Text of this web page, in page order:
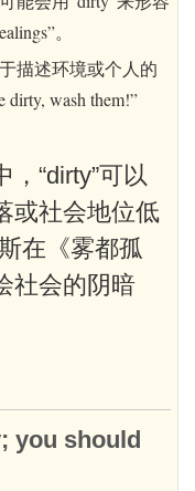
。
描述环境或个人的
dirty, wash them!”
，“dirty”可以
或社会地位低
在《雾都孤
社会的阴暗
you should